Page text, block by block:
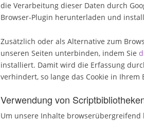
die Verarbeitung dieser Daten durch
Browser-Plugin herunterladen und
Zusätzlich oder als Alternative zum
unseren Seiten unterbinden, indem Sie
installiert. Damit wird die Erfassung
verhindert, so lange das Cookie in
Verwendung von
Um unsere Inhalte